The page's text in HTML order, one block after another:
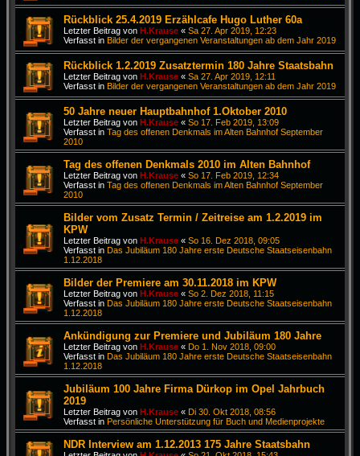
Rückblick 25.4.2019 Erzählcafe Hugo Luther 60a
Letzter Beitrag von H.Krause « Sa 27. Apr 2019, 12:23
Verfasst in Bilder der vergangenen Veranstaltungen ab dem Jahr 2019
Rückblick 1.2.2019 Zusatztermin 180 Jahre Staatsbahn
Letzter Beitrag von H.Krause « Sa 27. Apr 2019, 12:11
Verfasst in Bilder der vergangenen Veranstaltungen ab dem Jahr 2019
50 Jahre neuer Hauptbahnhof 1.Oktober 2010
Letzter Beitrag von H.Krause « So 17. Feb 2019, 13:09
Verfasst in Tag des offenen Denkmals im Alten Bahnhof September
2010
Tag des offenen Denkmals 2010 im Alten Bahnhof
Letzter Beitrag von H.Krause « So 17. Feb 2019, 12:34
Verfasst in Tag des offenen Denkmals im Alten Bahnhof September
2010
Bilder vom Zusatz Termin / Zeitreise am 1.2.2019 im
KPW
Letzter Beitrag von H.Krause « So 16. Dez 2018, 09:05
Verfasst in Das Jubiläum 180 Jahre erste Deutsche Staatseisenbahn
1.12.2018
Bilder der Premiere am 30.11.2018 im KPW
Letzter Beitrag von H.Krause « So 2. Dez 2018, 11:15
Verfasst in Das Jubiläum 180 Jahre erste Deutsche Staatseisenbahn
1.12.2018
Ankündigung zur Premiere und Jubiläum 180 Jahre
Letzter Beitrag von H.Krause « Do 1. Nov 2018, 09:00
Verfasst in Das Jubiläum 180 Jahre erste Deutsche Staatseisenbahn
1.12.2018
Jubiläum 100 Jahre Firma Dürkop im Opel Jahrbuch
2019
Letzter Beitrag von H.Krause « Di 30. Okt 2018, 08:56
Verfasst in Persönliche Unterstützung für Buch und Medienprojekte
NDR Interview am 1.12.2013 175 Jahre Staatsbahn